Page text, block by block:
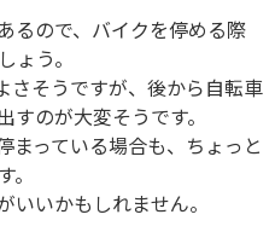
るので、バイクを停める際
ょう。
さそうですが、後から自転車
のが大変そうです。
まっている場合も、ちょっと
いいかもしれません。